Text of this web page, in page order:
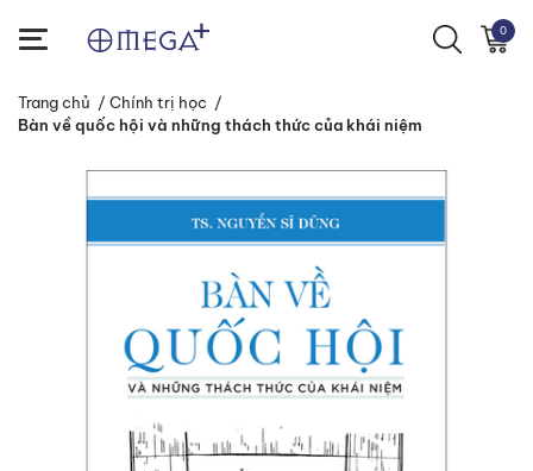
0
Trang chủ / Chính trị học /
Bàn về quốc hội và những thách thức của khái niệm